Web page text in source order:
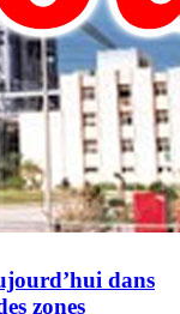
dans
zones